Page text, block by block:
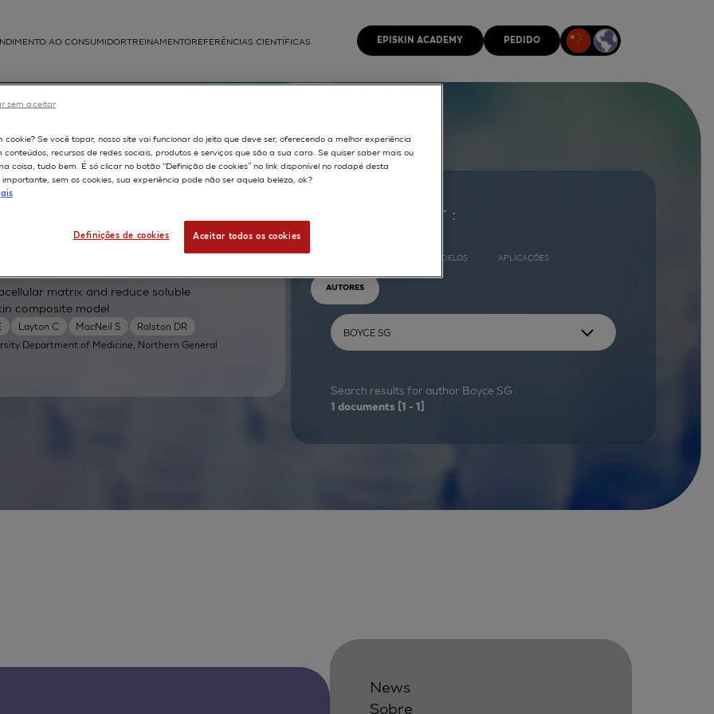
AO CONSUMIDORTREINAMENTOREFERÊNCIAS CIENTÍFICAS EPISKIN ACADEMY PEDIDO
Layton C MacNeil S Ralston DR
matrix and reduce soluble
composite model
Department of Medicine, Northern General
Procurar por :
MODELOS APLICAÇÕES
AUTORES
Search results for author Boyce SG :
1 documents [1 - 1]
News
Sobre
cookie? Se você topar, nosso site vai funcionar do jeito que deve ser, oferecendo a melhor experiência
conteúdos, recursos de redes sociais, produtos e serviços que são a sua cara. Se quiser saber mais ou
coisa, tudo bem. É só clicar no botão “Definição de cookies” no link disponível no rodapé desta
sem os cookies, sua experiência pode não ser aquela beleza, ok?
Definições de cookies Aceitar todos os cookies
sem aceitar